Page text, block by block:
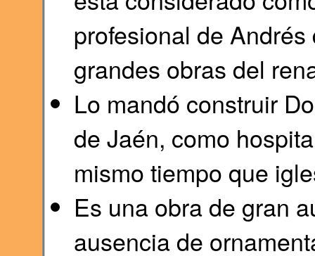
profesional de
grandes obras del
Lo mandó construir
de Jaén, como
mismo tiempo que
Es una obra de gran
ausencia de